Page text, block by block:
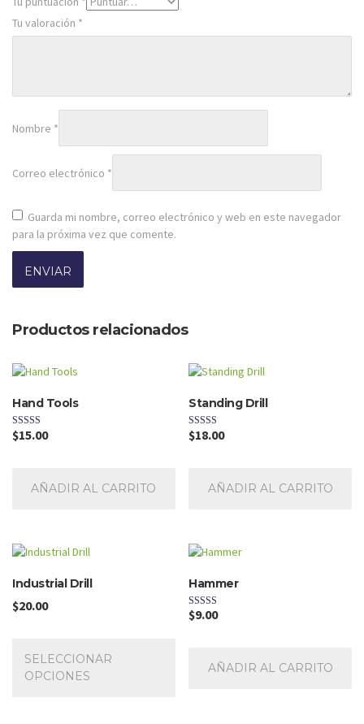
Tu valoración *
Nombre *
Correo electrónico *
Guarda mi nombre, correo electrónico y web en este navegador
para la próxima vez que comente.
Productos relacionados
Hand Tools
Valorado con
5.00
$15.00
AÑADIR AL CARRITO
Standing Drill
Valorado con
5.00
$18.00
AÑADIR AL CARRITO
Industrial Drill
$20.00
SELECCIONAR
OPCIONES
Hammer
Valorado con
5.00
$9.00
AÑADIR AL CARRITO